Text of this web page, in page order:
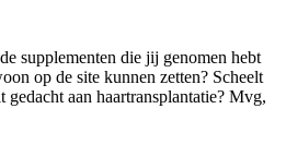
supplementen die jij genomen hebt
op de site kunnen zetten? Scheelt
aan haartransplantatie? Mvg,